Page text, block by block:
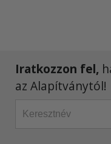
Iratkozzon fel,
az Alapítványtól!